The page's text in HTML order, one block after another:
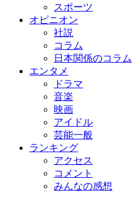
スポーツ
オピニオン
社説
コラム
日本関係のコラム
エンタメ
ドラマ
音楽
映画
アイドル
芸能一般
ランキング
アクセス
コメント
みんなの感想